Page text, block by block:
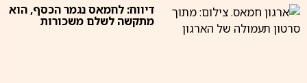
דיווח: לחמאס נגמר הכסף, הוא
מתקשה לשלם משכורות